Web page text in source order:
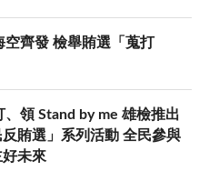
空齊發 檢舉賄選「蒐打
、領 Stand by me 雄檢推出
反賄選」系列活動 全民參與
未來